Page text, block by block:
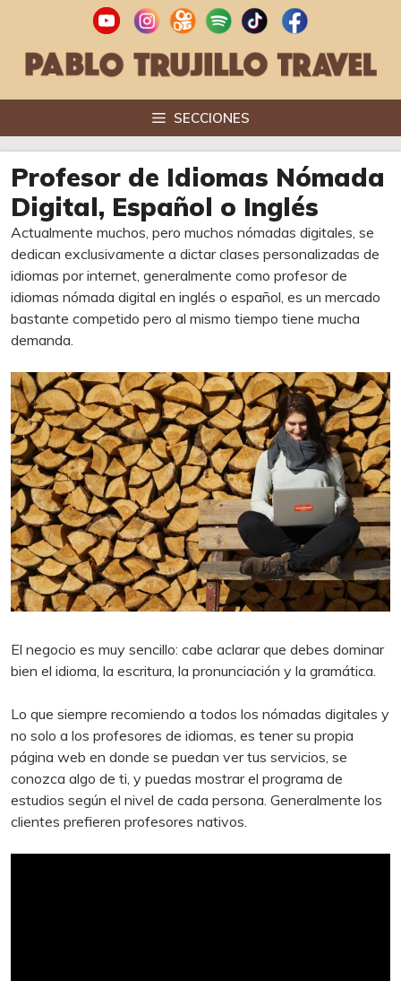
contenido
SECCIONES
Profesor de Idiomas Nómada
Digital, Español o Inglés
Actualmente muchos, pero muchos nómadas digitales, se
dedican exclusivamente a dictar clases personalizadas de
idiomas por internet, generalmente como profesor de
idiomas nómada digital en inglés o español, es un mercado
bastante competido pero al mismo tiempo tiene mucha
demanda.
El negocio es muy sencillo: cabe aclarar que debes dominar
bien el idioma, la escritura, la pronunciación y la gramática.
Lo que siempre recomiendo a todos los nómadas digitales y
no solo a los profesores de idiomas, es tener su propia
página web en donde se puedan ver tus servicios, se
conozca algo de ti, y puedas mostrar el programa de
estudios según el nivel de cada persona. Generalmente los
clientes prefieren profesores nativos.